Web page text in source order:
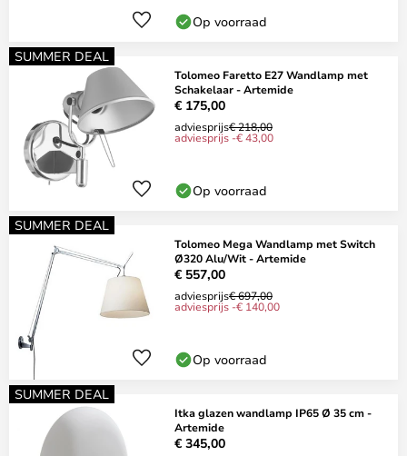
Op voorraad
SUMMER DEAL
Tolomeo Faretto E27 Wandlamp met
Schakelaar - Artemide
€ 175,00
adviesprijs€ 218,00
adviesprijs -€ 43,00
Op voorraad
SUMMER DEAL
Tolomeo Mega Wandlamp met Switch
Ø320 Alu/Wit - Artemide
€ 557,00
adviesprijs€ 697,00
adviesprijs -€ 140,00
Op voorraad
SUMMER DEAL
Itka glazen wandlamp IP65 Ø 35 cm -
Artemide
€ 345,00